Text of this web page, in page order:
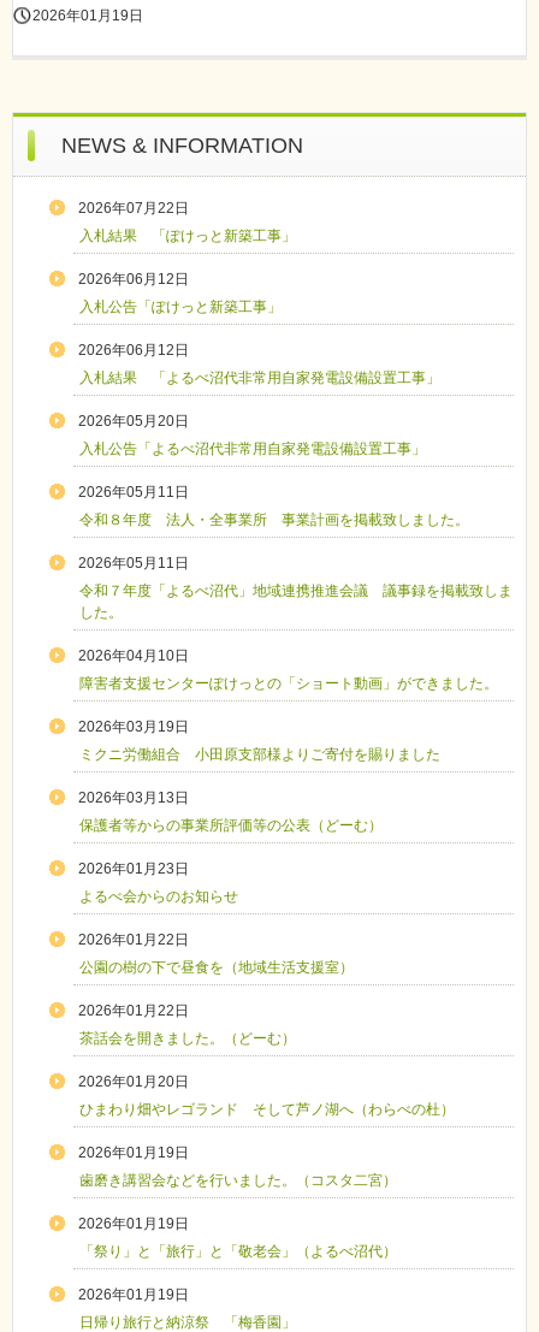
2026年01月19日
NEWS & INFORMATION
2026年07月22日
入札結果 「ぽけっと新築工事」
2026年06月12日
入札公告「ぽけっと新築工事」
2026年06月12日
入札結果 「よるべ沼代非常用自家発電設備設置工事」
2026年05月20日
入札公告「よるべ沼代非常用自家発電設備設置工事」
2026年05月11日
令和８年度 法人・全事業所 事業計画を掲載致しました。
2026年05月11日
令和７年度「よるべ沼代」地域連携推進会議 議事録を掲載致しま
した。
2026年04月10日
障害者支援センターぽけっとの「ショート動画」ができました。
2026年03月19日
ミクニ労働組合 小田原支部様よりご寄付を賜りました
2026年03月13日
保護者等からの事業所評価等の公表（どーむ）
2026年01月23日
よるべ会からのお知らせ
2026年01月22日
公園の樹の下で昼食を（地域生活支援室）
2026年01月22日
茶話会を開きました。（どーむ）
2026年01月20日
ひまわり畑やレゴランド そして芦ノ湖へ（わらべの杜）
2026年01月19日
歯磨き講習会などを行いました。（コスタ二宮）
2026年01月19日
「祭り」と「旅行」と「敬老会」（よるべ沼代）
2026年01月19日
日帰り旅行と納涼祭 「梅香園」